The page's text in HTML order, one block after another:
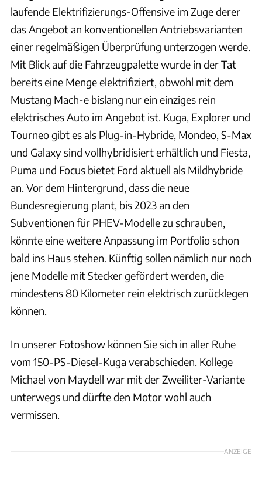
laufende Elektrifizierungs-Offensive im Zuge derer
das Angebot an konventionellen Antriebsvarianten
einer regelmäßigen Überprüfung unterzogen werde.
Mit Blick auf die Fahrzeugpalette wurde in der Tat
bereits eine Menge elektrifiziert, obwohl mit dem
Mustang Mach-e bislang nur ein einziges rein
elektrisches Auto im Angebot ist. Kuga, Explorer und
Tourneo gibt es als Plug-in-Hybride, Mondeo, S-Max
und Galaxy sind vollhybridisiert erhältlich und Fiesta,
Puma und Focus bietet Ford aktuell als Mildhybride
an. Vor dem Hintergrund, dass die neue
Bundesregierung plant, bis 2023 an den
Subventionen für PHEV-Modelle zu schrauben,
könnte eine weitere Anpassung im Portfolio schon
bald ins Haus stehen. Künftig sollen nämlich nur noch
jene Modelle mit Stecker gefördert werden, die
mindestens 80 Kilometer rein elektrisch zurücklegen
können.
In unserer Fotoshow können Sie sich in aller Ruhe
vom 150-PS-Diesel-Kuga verabschieden. Kollege
Michael von Maydell war mit der Zweiliter-Variante
unterwegs und dürfte den Motor wohl auch
vermissen.
ANZEIGE